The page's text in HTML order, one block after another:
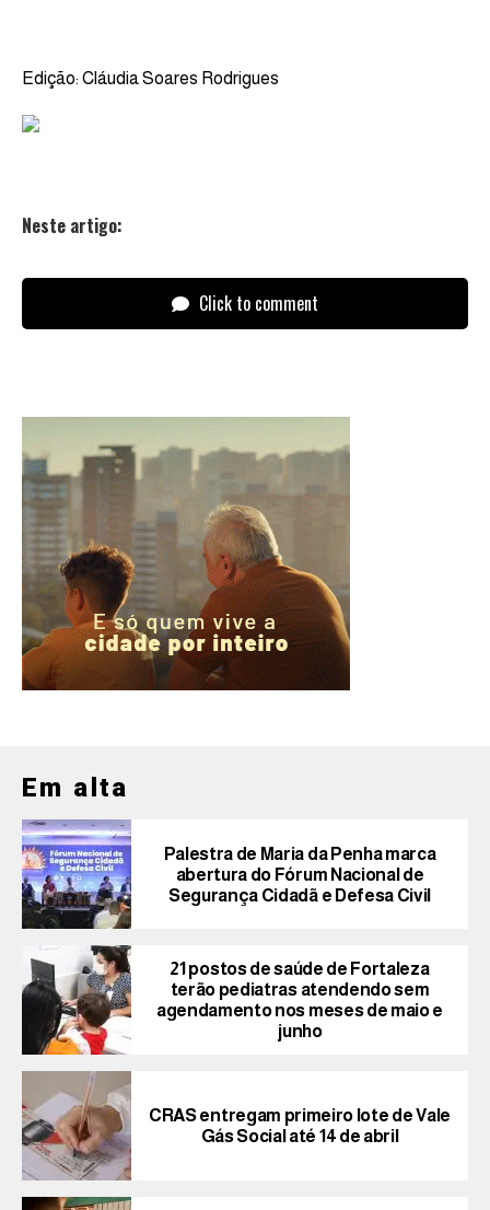
Edição: Cláudia Soares Rodrigues
Neste artigo:
Click to comment
Em alta
Palestra de Maria da Penha marca
abertura do Fórum Nacional de
Segurança Cidadã e Defesa Civil
21 postos de saúde de Fortaleza
terão pediatras atendendo sem
agendamento nos meses de maio e
junho
CRAS entregam primeiro lote de Vale
Gás Social até 14 de abril